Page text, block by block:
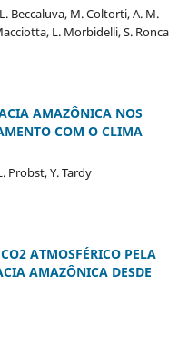
Beccaluva, M. Coltorti, A. M.
L. Morbidelli, S. Ronca
AMAZÔNICA NOS
COM O CLIMA
Probst, Y. Tardy
ATMOSFÉRICO PELA
AMAZÔNICA DESDE